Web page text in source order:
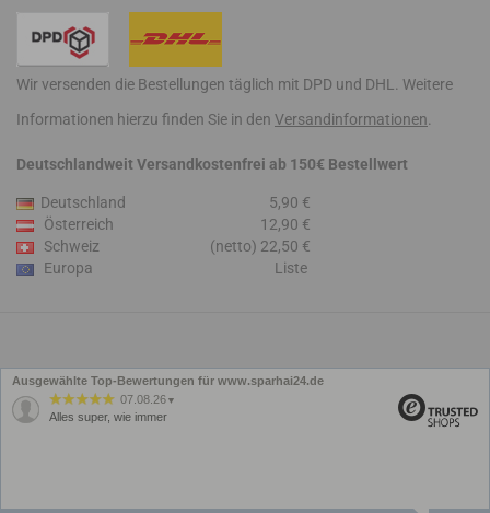
Wir versenden die Bestellungen täglich mit DPD und DHL. Weitere
Informationen hierzu finden Sie in den Versandinformationen
Deutschlandweit Versandkostenfrei ab 150€ Bestellwert
Deutschland
5,90 €
Österreich
12,90 €
Schweiz
(netto) 22,50 €
Europa
Liste
Ausgewählte Top-Bewertungen für www.sparhai24.de
07.08.26 ▼
Alles super, wie immer